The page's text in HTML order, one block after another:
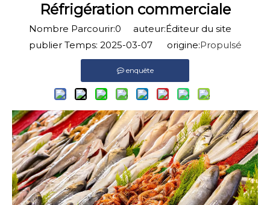
Réfrigération commerciale
Nombre Parcourir:0 auteur:Éditeur du site
publier Temps: 2025-03-07 origine:Propulsé
enquête